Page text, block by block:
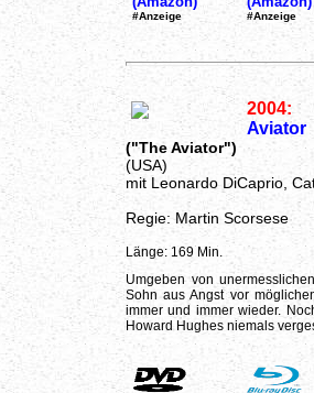
#Anzeige #Anzeige
2004:
Aviator
("The Aviator")
(USA)
mit Leonardo DiCaprio,
Regie: Martin Scorsese
Länge: 169 Min.
Umgeben von
Sohn aus Angst vor
immer und immer wieder.
Howard Hughes niemals